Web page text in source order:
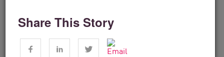
Share This Story